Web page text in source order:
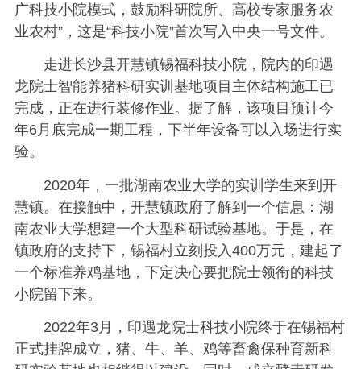
广科技小院模式，鼓励科研院所、高校专家服务农
业农村”，这是“科技小院”首次写入中央一号文件。
走进长沙县开慧镇锡福科技小院，院内的印遇
龙院士智能养猪科研实训基地项目主体结构施工已
完成，正在进行装修作业。据了解，该项目预计今
年6月底完成一期工程，下半年设备可以入场进行实
验。
2020年，一批湖南农业大学的实训学生来到开
慧镇。在接触中，开慧镇政府了解到一个信息：湖
南农业大学想建一个大型科研试验基地。于是，在
镇政府的支持下，锡福村立刻投入400万元，建起了
一个标准养鸡基地，下定决心要把院士领衔的科技
小院留下来。
2022年3月，印遇龙院士科技小院终于在锡福村
正式挂牌成立，猪、牛、羊、鸡等畜禽保种育新科